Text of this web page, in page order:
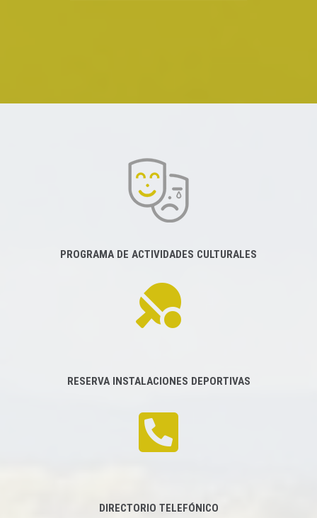
PROGRAMA DE ACTIVIDADES CULTURALES
RESERVA INSTALACIONES DEPORTIVAS
DIRECTORIO TELEFÓNICO